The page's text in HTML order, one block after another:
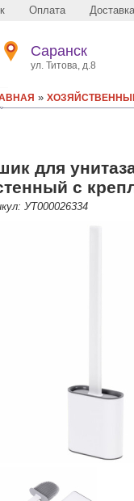
Оплата Доставка
Саранск
ул. Титова, д.8
»
для
с
УТ000026334